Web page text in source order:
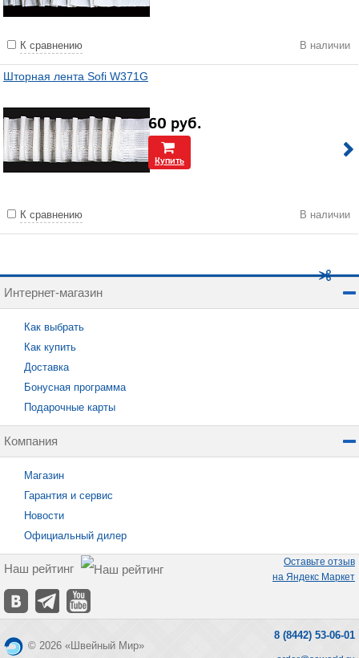
К сравнению В наличии
Шторная лента Sofi W371G
60 руб.
Купить
К сравнению В наличии
Интернет-магазин
Как выбрать
Как купить
Доставка
Бонусная программа
Подарочные карты
Компания
Магазин
Гарантия и сервис
Новости
Официальный дилер
Наш рейтинг
Оставьте отзыв
на Яндекс Маркет
© 2026 «Швейный Мир»
8 (8442) 53-06-01